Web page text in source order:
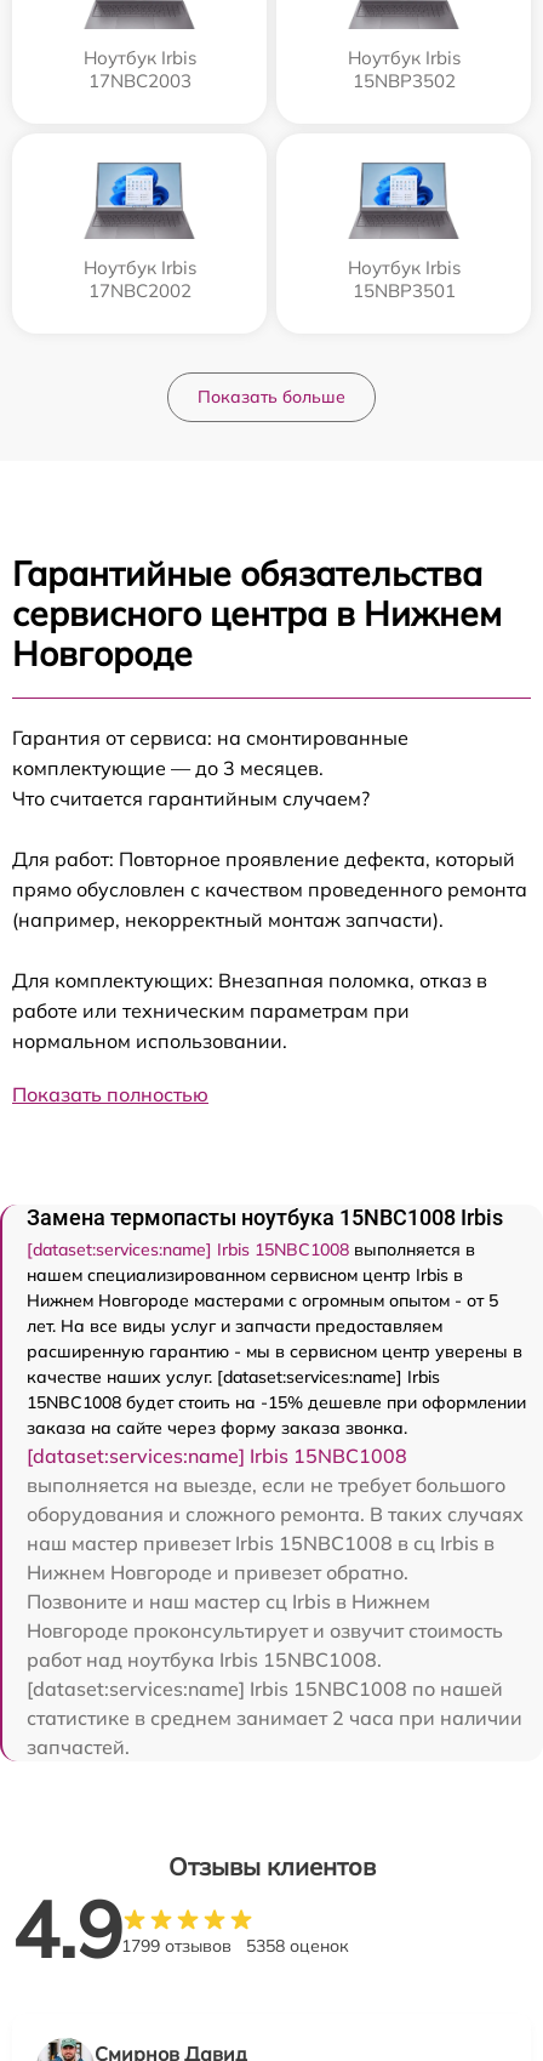
Ноутбук Irbis
17NBC2003
Ноутбук Irbis
15NBP3502
Ноутбук Irbis
17NBC2002
Ноутбук Irbis
15NBP3501
Показать больше
Гарантийные обязательства
сервисного центра в Нижнем
Новгороде
Гарантия от сервиса: на смонтированные
комплектующие — до 3 месяцев.
Что считается гарантийным случаем?
Для работ: Повторное проявление дефекта, который
прямо обусловлен с качеством проведенного ремонта
(например, некорректный монтаж запчасти).
Для комплектующих: Внезапная поломка, отказ в
работе или техническим параметрам при
нормальном использовании.
Показать полностью
Замена термопасты ноутбука 15NBC1008 Irbis
[dataset:services:name] Irbis 15NBC1008 выполняется в
нашем специализированном сервисном центр Irbis в
Нижнем Новгороде мастерами с огромным опытом - от 5
лет. На все виды услуг и запчасти предоставляем
расширенную гарантию - мы в сервисном центр уверены в
качестве наших услуг. [dataset:services:name] Irbis
15NBC1008 будет стоить на -15% дешевле при оформлении
заказа на сайте через форму заказа звонка.
[dataset:services:name] Irbis 15NBC1008
выполняется на выезде, если не требует большого
оборудования и сложного ремонта. В таких случаях
наш мастер привезет Irbis 15NBC1008 в сц Irbis в
Нижнем Новгороде и привезет обратно.
Позвоните и наш мастер сц Irbis в Нижнем
Новгороде проконсультирует и озвучит стоимость
работ над ноутбука Irbis 15NBC1008.
[dataset:services:name] Irbis 15NBC1008 по нашей
статистике в среднем занимает 2 часа при наличии
запчастей.
Отзывы клиентов
4.91799 отзывов 5358 оценок
Смирнов Давид